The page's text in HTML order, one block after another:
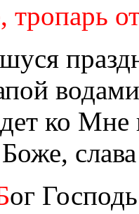
тропарь
ко Мне
ог